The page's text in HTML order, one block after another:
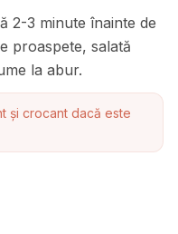
2-3 minute înainte de
proaspete, salată
la abur.
și crocant dacă este